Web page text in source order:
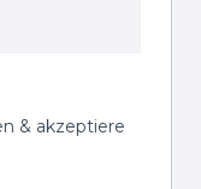
& akzeptiere